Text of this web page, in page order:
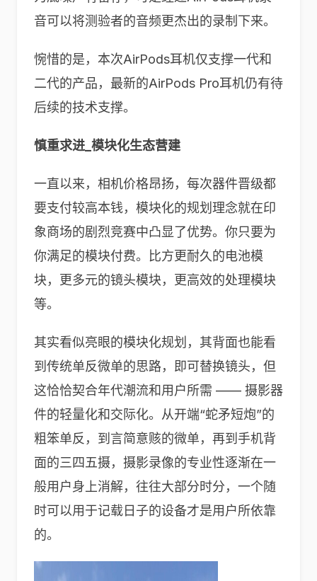
音可以将测验者的音频更杰出的录制下来。
惋惜的是，本次AirPods耳机仅支撑一代和
二代的产品，最新的AirPods Pro耳机仍有待
后续的技术支撑。
慎重求进_模块化生态营建
一直以来，相机价格昂扬，每次器件晋级都
要支付较高本钱，模块化的规划理念就在印
象商场的剧烈竞赛中凸显了优势。你只要为
你满足的模块付费。比方更耐久的电池模
块，更多元的镜头模块，更高效的处理模块
等。
其实看似亮眼的模块化规划，其背面也能看
到传统单反微单的思路，即可替换镜头，但
这恰恰契合年代潮流和用户所需 —— 摄影器
件的轻量化和交际化。从开端“蛇矛短炮”的
粗笨单反，到言简意赅的微单，再到手机背
面的三四五摄，摄影录像的专业性逐渐在一
般用户身上消解，往往大部分时分，一个随
时可以用于记载日子的设备才是用户所依靠
的。